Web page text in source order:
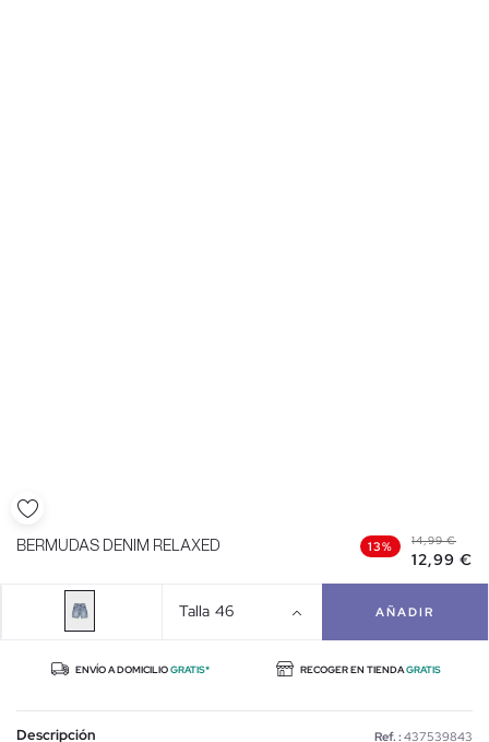
BERMUDAS DENIM RELAXED 13% 14,99 €
12,99 €
Talla 46 AÑADIR
ENVÍO A DOMICILIOGRATIS* RECOGER EN TIENDAGRATIS
Descripción Ref. : 437539843